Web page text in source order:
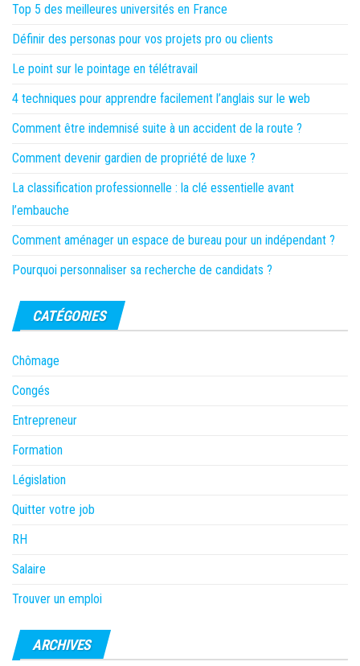
Top 5 des meilleures universités en France
Définir des personas pour vos projets pro ou clients
Le point sur le pointage en télétravail
4 techniques pour apprendre facilement l’anglais sur le web
Comment être indemnisé suite à un accident de la route ?
Comment devenir gardien de propriété de luxe ?
La classification professionnelle : la clé essentielle avant
l’embauche
Comment aménager un espace de bureau pour un indépendant ?
Pourquoi personnaliser sa recherche de candidats ?
CATÉGORIES
Chômage
Congés
Entrepreneur
Formation
Législation
Quitter votre job
RH
Salaire
Trouver un emploi
ARCHIVES